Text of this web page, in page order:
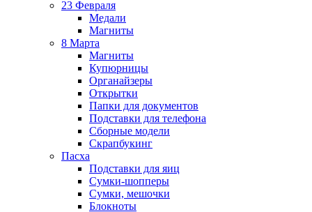
23 Февраля
Медали
Магниты
8 Марта
Магниты
Купюрницы
Органайзеры
Открытки
Папки для документов
Подставки для телефона
Сборные модели
Скрапбукинг
Пасха
Подставки для яиц
Сумки-шопперы
Сумки, мешочки
Блокноты